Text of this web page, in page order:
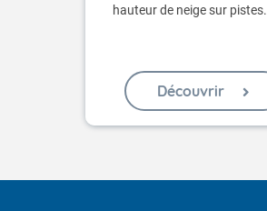
hauteur de neige sur pistes.
Découvrir